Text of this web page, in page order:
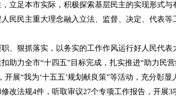
立足本市实际，积极探索基层民主的实现形式
民民主重大理念融入立法、监督、决定、代表
、狠抓落实，以务实的工作作风运行好人民代
助力全市“十四五”目标完成，扎实推进“助力民
展“我为‘十五五’规划献良策”等活动，充分彰
改法规4件，听取审议27个专项工作报告，开展